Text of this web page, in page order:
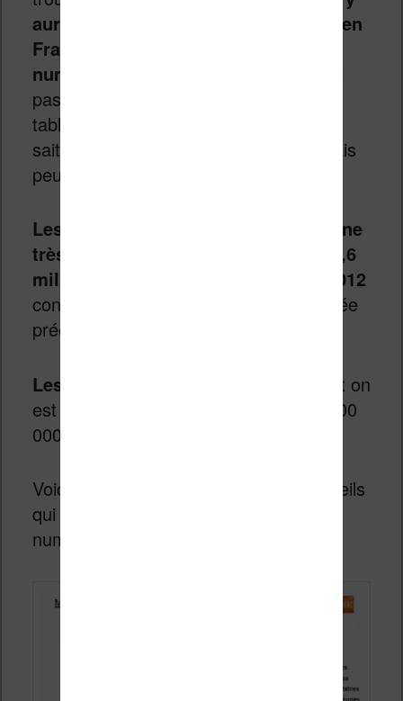
aura bientôt 25 millions d’appareils en
France capable de lire des livres
numériques
pas que de liseuses (il y a aussi les
tablettes et les smartphones), mais on
sait au moins que la plupart des français
peuvent lire des ebooks maintenant !
Les tablettes justement ont connu une
très forte croissance avec environ 3,6
millions d’exemplaires vendus en 2012
contre – seulement – 1,5 millions l’année
précédente.
Les ventes de liseuses ont doublé
et on
est arrivé à un parc installé estimé à 500
000 liseuse à la fin 2013.
Voici la répartition des différents appareils
qui permettent de lire des livres
numériques :